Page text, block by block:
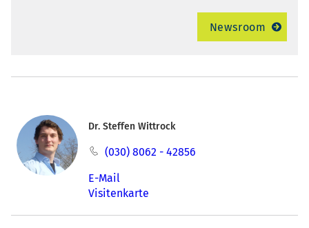
Newsroom
Dr. Steffen Wittrock
(030) 8062 - 42856
E-Mail
Visitenkarte